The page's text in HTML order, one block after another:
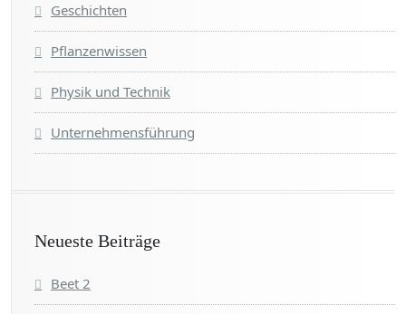
Geschichten
Pflanzenwissen
Physik und Technik
Unternehmensführung
Neueste Beiträge
Beet 2